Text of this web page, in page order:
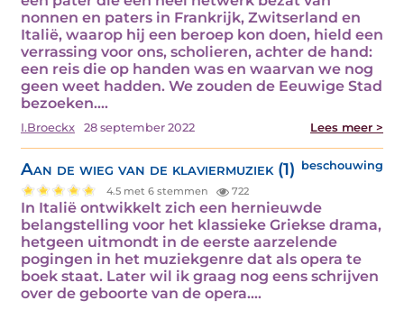
nonnen en paters in Frankrijk, Zwitserland en
Italië, waarop hij een beroep kon doen, hield een
verrassing voor ons, scholieren, achter de hand:
een reis die op handen was en waarvan we nog
geen weet hadden. We zouden de Eeuwige Stad
bezoeken.…
I.Broeckx 28 september 2022 Lees meer >
Aan de wieg van de klaviermuziek (1) beschouwing
4.5 met 6 stemmen 722
In Italië ontwikkelt zich een hernieuwde
belangstelling voor het klassieke Griekse drama,
hetgeen uitmondt in de eerste aarzelende
pogingen in het muziekgenre dat als opera te
boek staat. Later wil ik graag nog eens schrijven
over de geboorte van de opera.…